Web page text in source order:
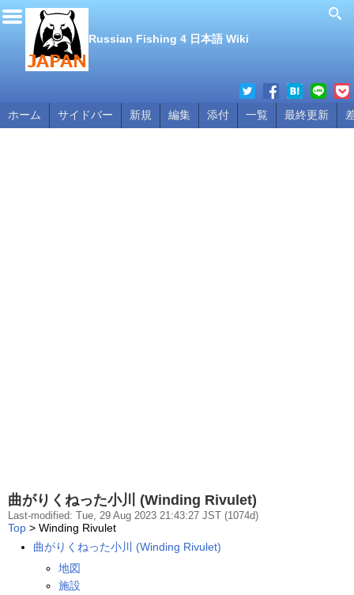
Russian Fishing 4 日本語 Wiki
ホーム サイドバー 新規 編集 添付 一覧 最終更新
曲がりくねった小川 (Winding Rivulet)
Last-modified: Tue, 29 Aug 2023 21:43:27 JST (1074d)
Top > Winding Rivulet
曲がりくねった小川 (Winding Rivulet)
地図
施設